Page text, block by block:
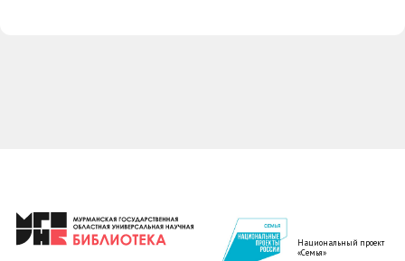
Национальный проект
«Семья»